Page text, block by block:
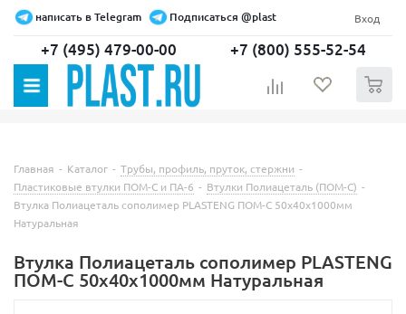
написать в Telegram Подписаться @plast Вход
+7 (495) 479-00-00 +7 (800) 555-52-54
Главная - Каталог - Трубы, профиль, пруток, стержни -
Пластиковые втулки ПОМ-С и ПА-6 - Втулки Полиацеталь (ПОМ-С) -
Втулка Полиацеталь сополимер PLASTENG ПОМ-С 50х40х1000мм
Натуральная
Втулка Полиацеталь сополимер PLASTENG
ПОМ-С 50х40х1000мм Натуральная